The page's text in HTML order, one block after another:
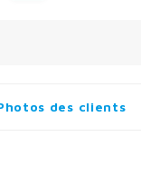
des clients